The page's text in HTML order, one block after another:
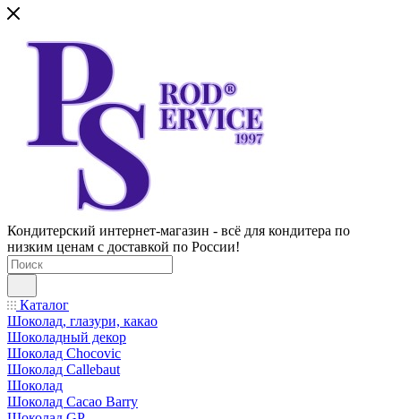
Кондитерский интернет-магазин - всё для кондитера по
низким ценам с доставкой по России!
Каталог
Шоколад, глазури, какао
Шоколадный декор
Шоколад Chocovic
Шоколад Callebaut
Шоколад
Шоколад Cacao Barry